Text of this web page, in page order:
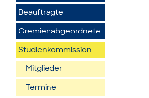
Beauftragte
Gremienabgeordnete
Studienkommission
Mitglieder
Termine